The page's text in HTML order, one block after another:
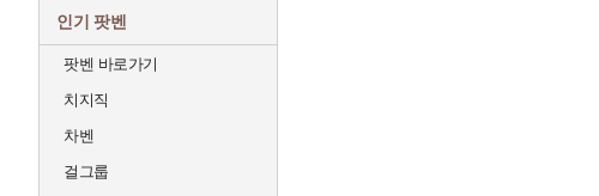
인기 팟벤
팟벤 바로가기
치지직
차벤
걸그룹